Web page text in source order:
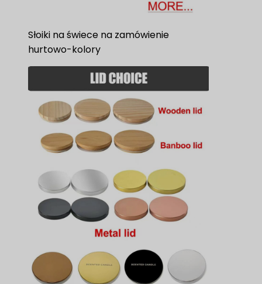
Słoiki na świece na zamówienie
hurtowo-kolory